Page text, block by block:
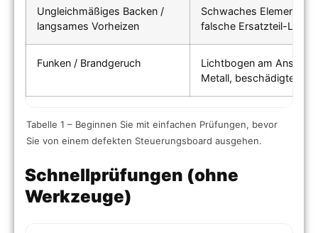
Ungleichmäßiges Backen /
langsames Vorheizen
Schwaches Element,
falsche Ersatzteil-
Funken / Brandgeruch
Lichtbogen am
Metall, beschädigte
Tabelle 1 – Beginnen Sie mit einfachen Prüfungen, bevor
Sie von einem defekten Steuerungsboard ausgehen.
Schnellprüfungen (ohne
Werkzeuge)